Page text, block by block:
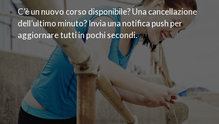
C’è un nuovo corso disponibile? Una cancellazione
dell’ultimo minuto? Invia una notifica push per
aggiornare tutti in pochi secondi.